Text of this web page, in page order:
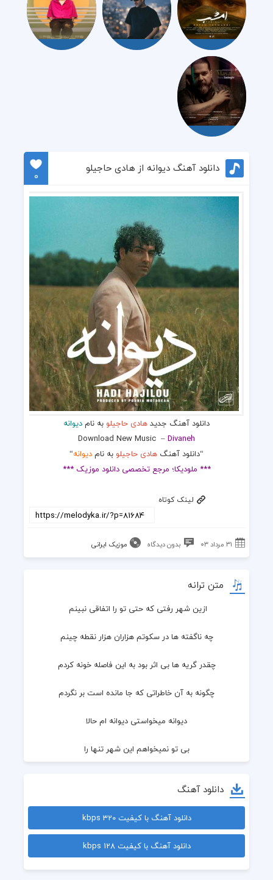
دانلود آهنگ دیوانه از هادی حاجیلو
0
دانلود آهنگ جدیدهادی حاجیلوبه نامدیوانه
Download New Music –Divaneh
“دانلود آهنگ هادی حاجیلوبه نامدیوانه“
*** ملودیکا؛ مرجع تخصصی دانلود موزیک ***
لینک کوتاه
۳۱ مرداد ۰۳ بدون دیدگاه موزیک ایرانی
متن ترانه
ازین شهر رفتی که حتی تو را اتفاقی نبینم
چه ناگفته ها در سکوتم هزاران هزار نقطه چینم
چقدر گریه ها بی اثر بود به این فاصله خونه کردم
چگونه به آن خاطراتی که جا مانده است بر نگردم
دیوانه میخواستی دیوانه ام حالا
بی تو نمیخواهم این شهر تنها را
چه شد که تو رفتی چرا نمیدانم
چرا نمیدانم
هر شب از خواب نیمه تمامم عبور میکنی
دانلود آهنگ
دانلود آهنگ با کیفیت 320 kbps
دانلود آهنگ با کیفیت 128 kbps